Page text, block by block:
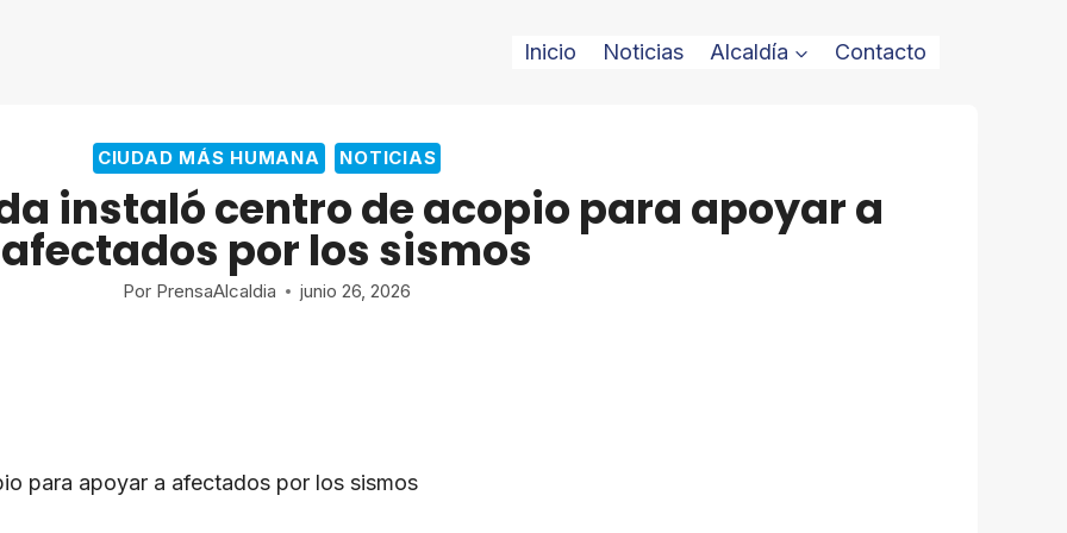
Inicio Noticias Alcaldía Contacto
CIUDAD MÁS HUMANA NOTICIAS
instaló centro de acopio para apoyar a
afectados por los sismos
Por PrensaAlcaldia junio 26, 2026
para apoyar a afectados por los sismos